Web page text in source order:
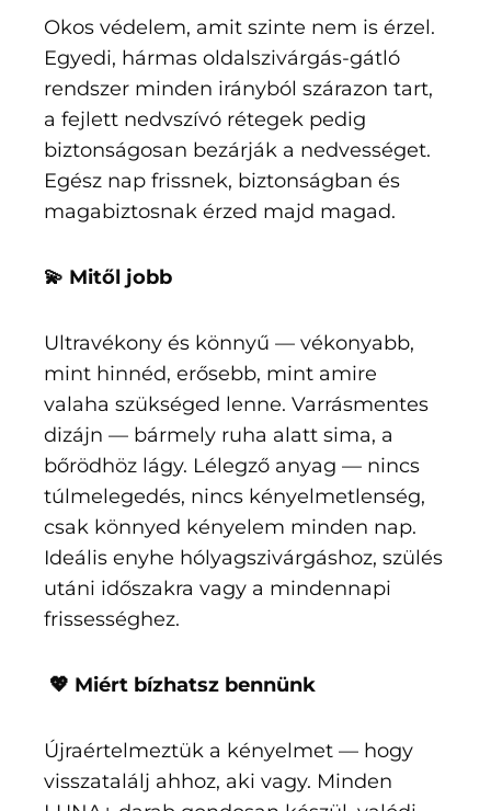
Okos védelem, amit szinte nem is érzel.
Egyedi, hármas oldalszivárgás-gátló
rendszer minden irányból szárazon tart,
a fejlett nedvszívó rétegek pedig
biztonságosan bezárják a nedvességet.
Egész nap frissnek, biztonságban és
magabiztosnak érzed majd magad.
💫 Mitől jobb
Ultravékony és könnyű — vékonyabb,
mint hinnéd, erősebb, mint amire
valaha szükséged lenne. Varrásmentes
dizájn — bármely ruha alatt sima, a
bőrödhöz lágy. Lélegző anyag — nincs
túlmelegedés, nincs kényelmetlenség,
csak könnyed kényelem minden nap.
Ideális enyhe hólyagszivárgáshoz, szülés
utáni időszakra vagy a mindennapi
frissességhez.
💖 Miért bízhatsz bennünk
Újraértelmeztük a kényelmet — hogy
visszatalálj ahhoz, aki vagy. Minden